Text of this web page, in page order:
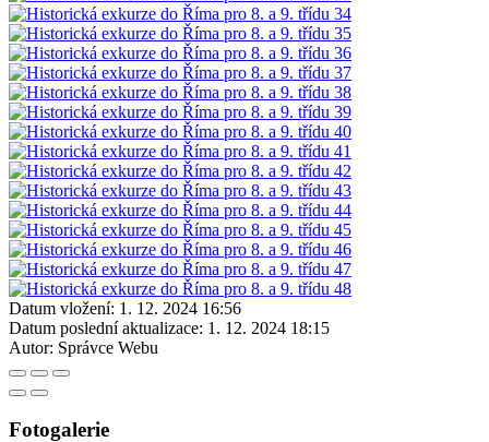
Datum vložení: 1. 12. 2024 16:56
Datum poslední aktualizace: 1. 12. 2024 18:15
Autor: Správce Webu
Fotogalerie